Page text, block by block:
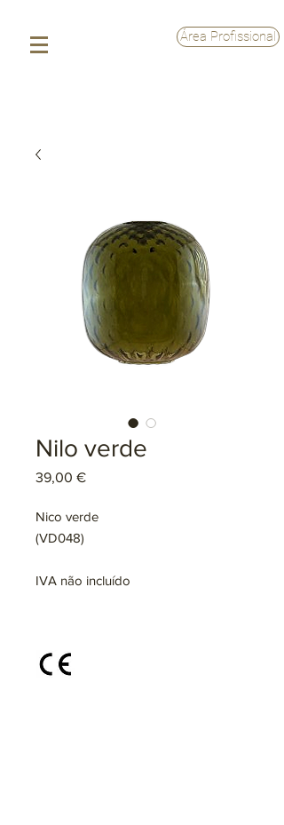
Área Profissional
Nilo verde
39,00 €Preço
Nico verde
(VD048)
IVA não incluído